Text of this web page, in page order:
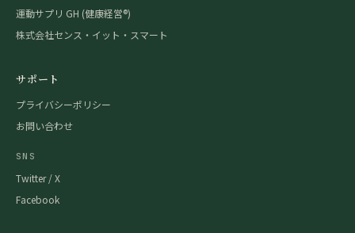
運動サプリ GH (健康経営®)
株式会社センス・イット・スマート
サポート
プライバシーポリシー
お問い合わせ
SNS
Twitter / X
Facebook